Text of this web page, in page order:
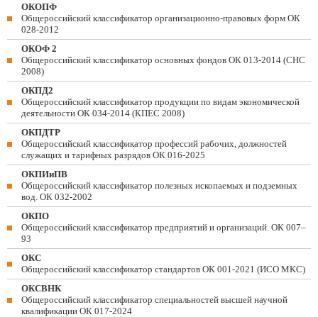
ОКОПФ
Общероссийский классификатор организационно-правовых форм ОК
028-2012
ОКОФ 2
Общероссийский классификатор основных фондов ОК 013-2014 (СНС
2008)
ОКПД2
Общероссийский классификатор продукции по видам экономической
деятельности ОК 034-2014 (КПЕС 2008)
ОКПДТР
Общероссийский классификатор профессий рабочих, должностей
служащих и тарифных разрядов ОК 016-2025
ОКПИиПВ
Общероссийский классификатор полезных ископаемых и подземных
вод. ОК 032-2002
ОКПО
Общероссийский классификатор предприятий и организаций. ОК 007–
93
ОКС
Общероссийский классификатор стандартов ОК 001-2021 (ИСО МКС)
ОКСВНК
Общероссийский классификатор специальностей высшей научной
квалификации ОК 017-2024